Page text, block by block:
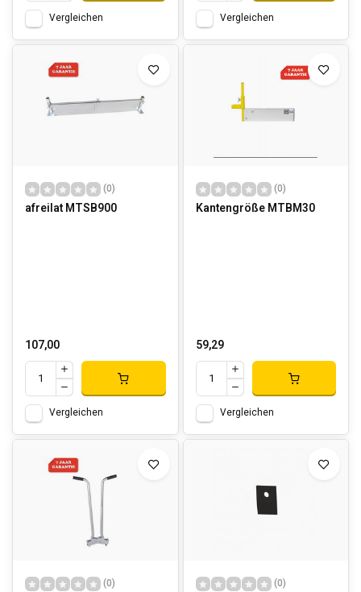
Vergleichen Vergleichen
(0)
afreilat MTSB900
107,00
Vergleichen
(0)
Kantengröße MTBM30
59,29
Vergleichen
(0) (0)